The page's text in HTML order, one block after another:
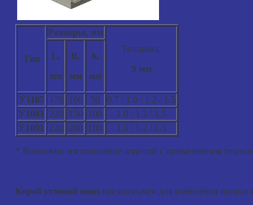
Тип
Размеры, мм
Толщина,
S мм
L,
мм
B,
мм
h,
мм
У1107 170 100 50
0.7 / 1.0 / 1.2 / 1.5
У1081
220 150 100
1.0 / 1.2 / 1.5
У1091
220 200 100 1.0 / 1.2 / 1.5
* Возможно изготовление изделий с применением
Короб угловой вниз предназначен для изменения